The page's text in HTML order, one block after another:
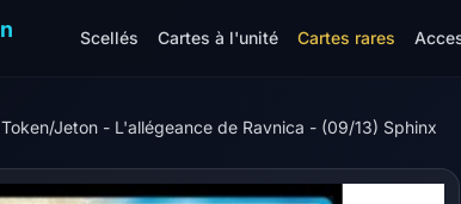
Scellés Cartes à l'unité Cartes rares
Token/Jeton - L'allégeance de Ravnica - (09/13) Sphinx